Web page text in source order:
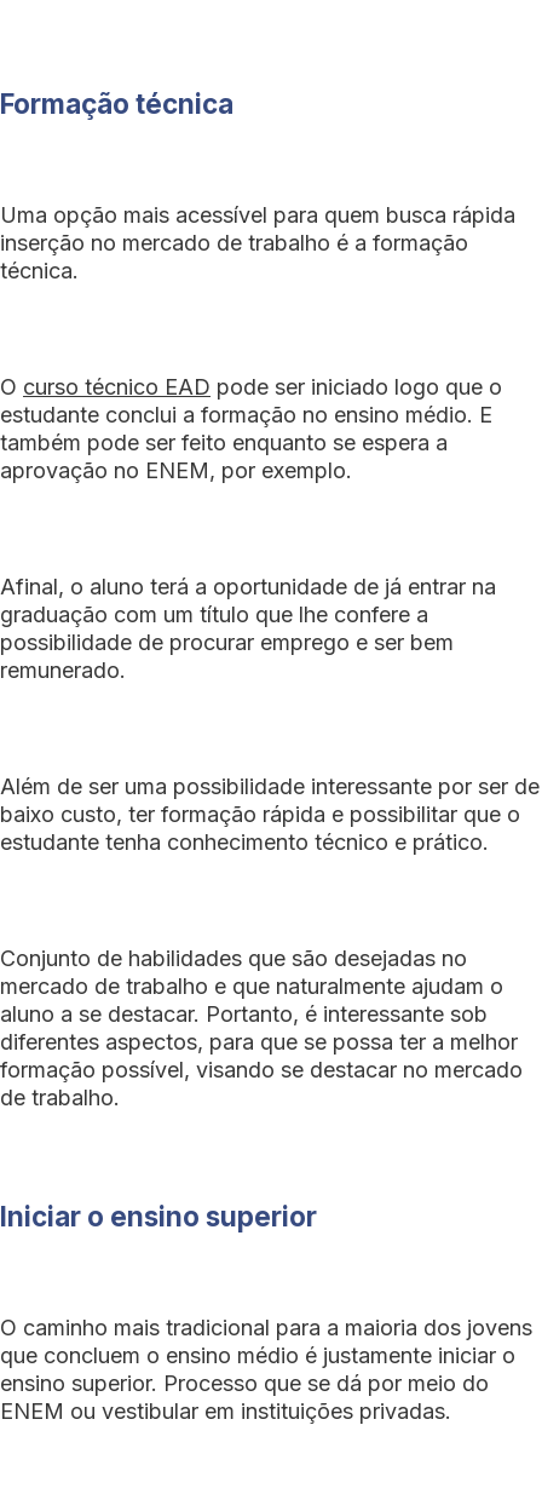
Formação técnica
Uma opção mais acessível para quem busca rápida
inserção no mercado de trabalho é a formação
técnica.
O curso técnico EAD pode ser iniciado logo que o
estudante conclui a formação no ensino médio. E
também pode ser feito enquanto se espera a
aprovação no ENEM, por exemplo.
Afinal, o aluno terá a oportunidade de já entrar na
graduação com um título que lhe confere a
possibilidade de procurar emprego e ser bem
remunerado.
Além de ser uma possibilidade interessante por ser de
baixo custo, ter formação rápida e possibilitar que o
estudante tenha conhecimento técnico e prático.
Conjunto de habilidades que são desejadas no
mercado de trabalho e que naturalmente ajudam o
aluno a se destacar. Portanto, é interessante sob
diferentes aspectos, para que se possa ter a melhor
formação possível, visando se destacar no mercado
de trabalho.
Iniciar o ensino superior
O caminho mais tradicional para a maioria dos jovens
que concluem o ensino médio é justamente iniciar o
ensino superior. Processo que se dá por meio do
ENEM ou vestibular em instituições privadas.